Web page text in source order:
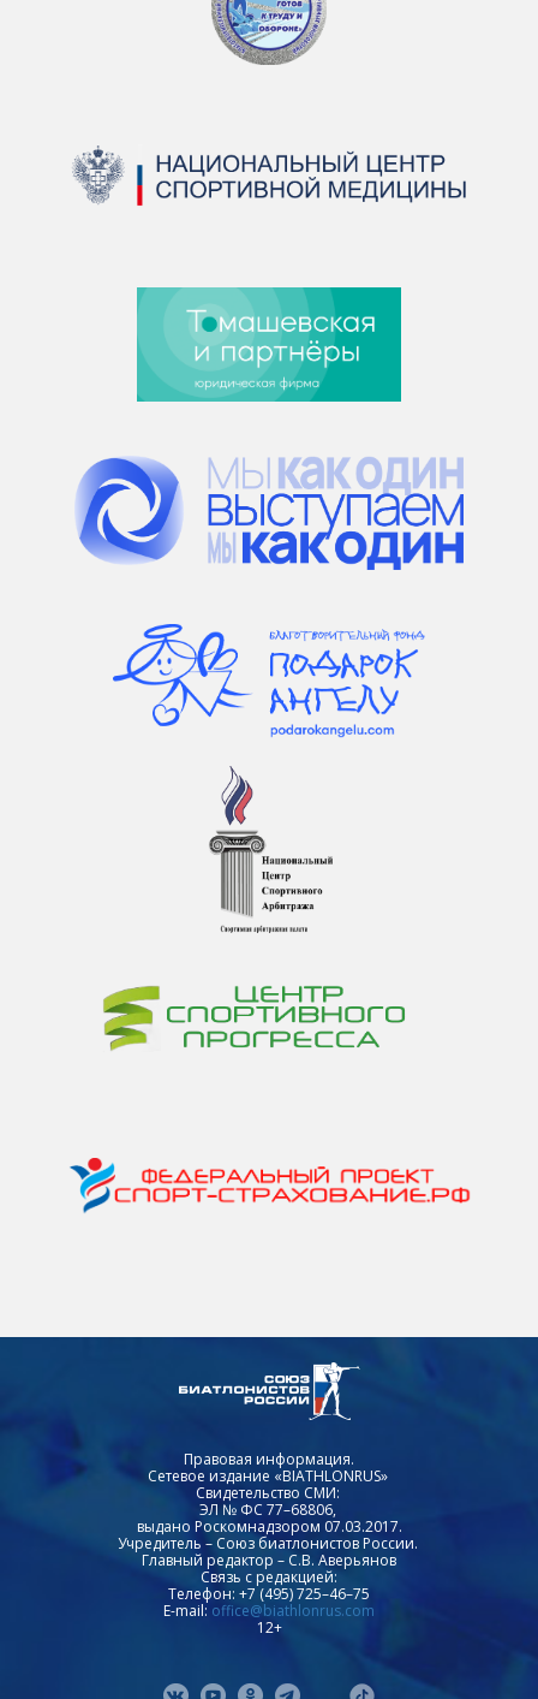
Правовая информация.
Сетевое издание «BIATHLONRUS»
Свидетельство СМИ:
ЭЛ № ФС 77–68806,
выдано Роскомнадзором 07.03.2017.
Учредитель – Союз биатлонистов России.
Главный редактор – С.В. Аверьянов
Связь с редакцией:
Телефон: +7 (495) 725–46–75
E-mail: office@biathlonrus.com
12+